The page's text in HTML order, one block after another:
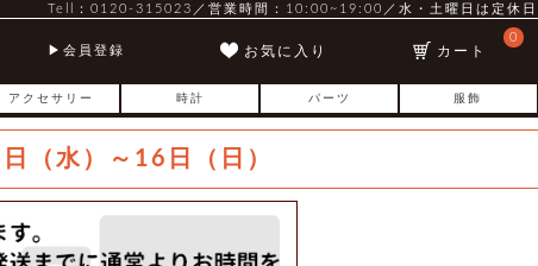
Tell：0120-315023／営業時間：10:00~19:00／水・土曜日は定休日
会員登録 お気に入り
0
カート
アクセサリー 時計 パーツ 服飾
（水）～16日（日）